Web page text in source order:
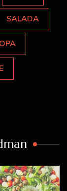
SALADA